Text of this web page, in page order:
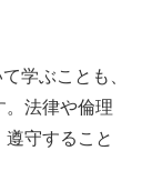
学ぶことも、
。法律や倫理
守すること